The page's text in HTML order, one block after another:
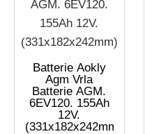
Batterie Aokly
Agm Vrla
Batterie AGM.
6EV120. 155Ah
12V.
(331x182x242mm)